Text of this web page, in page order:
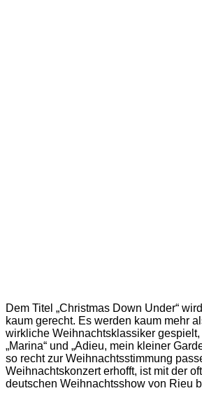
Dem Titel „Christmas Down Under“
kaum gerecht. Es werden kaum mehr
wirkliche Weihnachtsklassiker
„Marina“ und „Adieu, mein kleiner
so recht zur Weihnachtsstimmung
Weihnachtskonzert erhofft, ist mit der
deutschen Weihnachtsshow von Rieu